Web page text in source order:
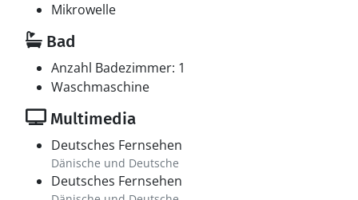
Mikrowelle
Bad
Anzahl Badezimmer: 1
Waschmaschine
Multimedia
Deutsches Fernsehen
Dänische und Deutsche
Deutsches Fernsehen